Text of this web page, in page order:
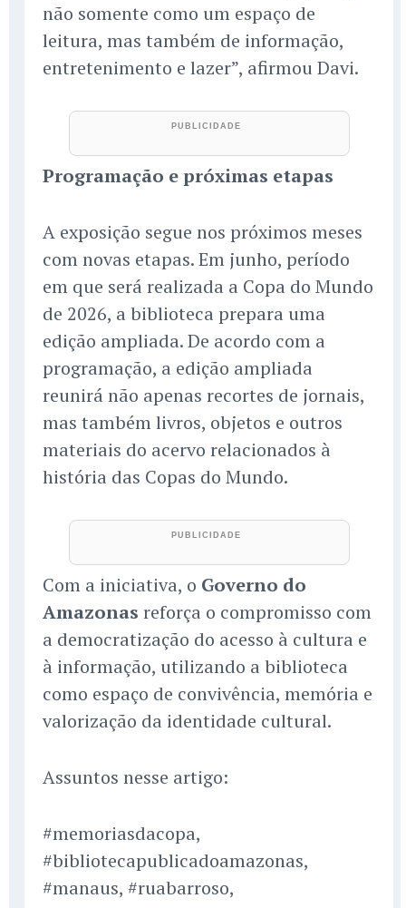
não somente como um espaço de
leitura, mas também de informação,
entretenimento e lazer”, afirmou Davi.
Programação e próximas etapas
A exposição segue nos próximos meses
com novas etapas. Em junho, período
em que será realizada a Copa do Mundo
de 2026, a biblioteca prepara uma
edição ampliada. De acordo com a
programação, a edição ampliada
reunirá não apenas recortes de jornais,
mas também livros, objetos e outros
materiais do acervo relacionados à
história das Copas do Mundo.
Com a iniciativa, o Governo do
Amazonas reforça o compromisso com
a democratização do acesso à cultura e
à informação, utilizando a biblioteca
como espaço de convivência, memória e
valorização da identidade cultural.
Assuntos nesse artigo:
#memoriasdacopa,
#bibliotecapublicadoamazonas,
#manaus, #ruabarroso,